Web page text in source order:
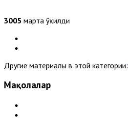
3005 марта ўқилди
Другие материалы в этой категории:
Мақолалар